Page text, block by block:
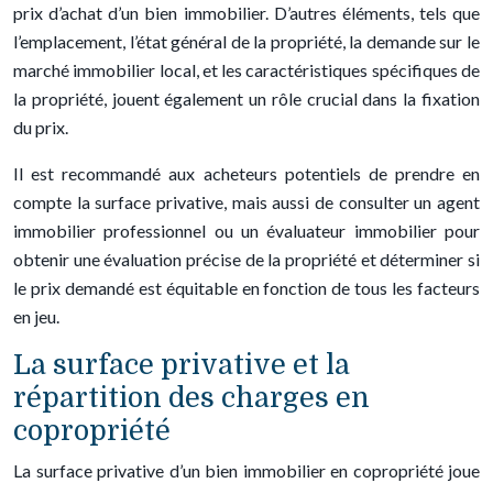
prix d’achat d’un bien immobilier. D’autres éléments, tels que
l’emplacement, l’état général de la propriété, la demande sur le
marché immobilier local, et les caractéristiques spécifiques de
la propriété, jouent également un rôle crucial dans la fixation
du prix.
Il est recommandé aux acheteurs potentiels de prendre en
compte la surface privative, mais aussi de consulter un agent
immobilier professionnel ou un évaluateur immobilier pour
obtenir une évaluation précise de la propriété et déterminer si
le prix demandé est équitable en fonction de tous les facteurs
en jeu.
La surface privative et la
répartition des charges en
copropriété
La surface privative d’un bien immobilier en copropriété joue